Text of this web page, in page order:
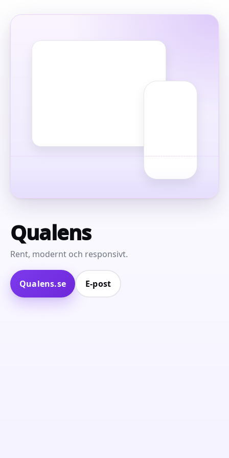
Qualens
Rent, modernt och responsivt.
Qualens.se E‑post